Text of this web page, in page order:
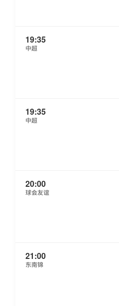
19:35
中超
19:35
中超
20:00
球会友谊
21:00
东南锦